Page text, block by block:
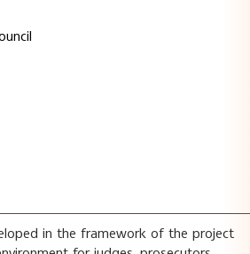
in the framework of the project